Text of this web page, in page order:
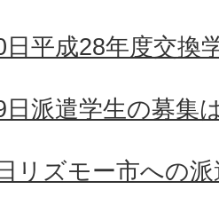
平成28年度交換
日派遣学生の募集
リズモー市への